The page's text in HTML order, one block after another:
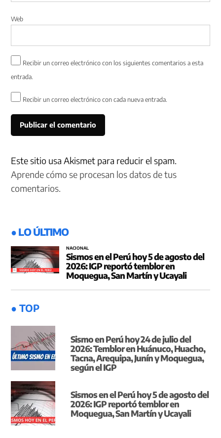
Web
Recibir un correo electrónico con los siguientes comentarios a esta
entrada.
Recibir un correo electrónico con cada nueva entrada.
Este sitio usa Akismet para reducir el spam.
Aprende cómo se procesan los datos de tus
comentarios.
● LO ÚLTIMO
NACIONAL
Sismos en el Perú hoy 5 de agosto del
2026: IGP reportó temblor en
Moquegua, San Martín y Ucayali
● TOP
Sismo en Perú hoy 24 de julio del
2026: Temblor en Huánuco, Huacho,
Tacna, Arequipa, Junín y Moquegua,
según el IGP
Sismos en el Perú hoy 5 de agosto del
2026: IGP reportó temblor en
Moquegua, San Martín y Ucayali